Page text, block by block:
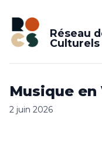
Réseau
Culturels
Musique en
2 juin 2026